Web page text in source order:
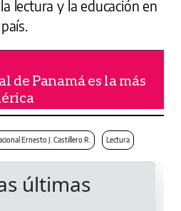
lectura y la educación en
de Panamá es la más
Ernesto J. Castillero R. Lectura